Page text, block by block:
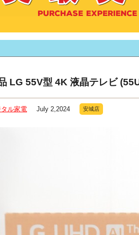
LG 55V型 4K 液晶テレビ
ル家電 July 2,2024 安城店